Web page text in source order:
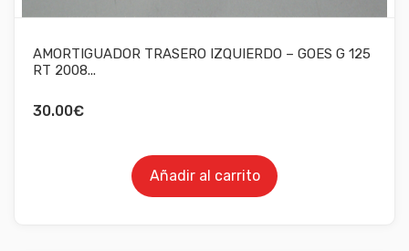
AMORTIGUADOR TRASERO IZQUIERDO – GOES G 125
RT 2008...
30.00€
Añadir al carrito